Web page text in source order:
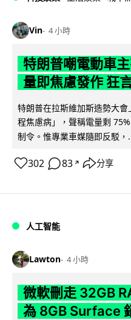
Vin 4 小時
特朗普嘲電動車
量即焦慮發作 狂
特朗普在拉斯維加斯造勢大
程焦慮病」，聲稱電量剩
制令。惟專業車媒隨即反駁，
302 83 ↗ 分享
人工智能
Lawton 4 小時
微軟刪走 32GB
為 8GB Surface